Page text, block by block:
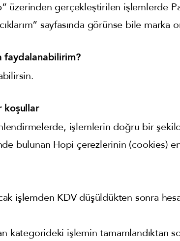
üzerinden gerçekleştirilen işlemlerde
sayfasında görünse bile marka
faydalanabilirim?
koşullar
işlemlerin doğru bir
bulunan Hopi çerezlerinin (cookies)
işlemden KDV düşüldükten sonra
kategorideki işlemin tamamlandıktan